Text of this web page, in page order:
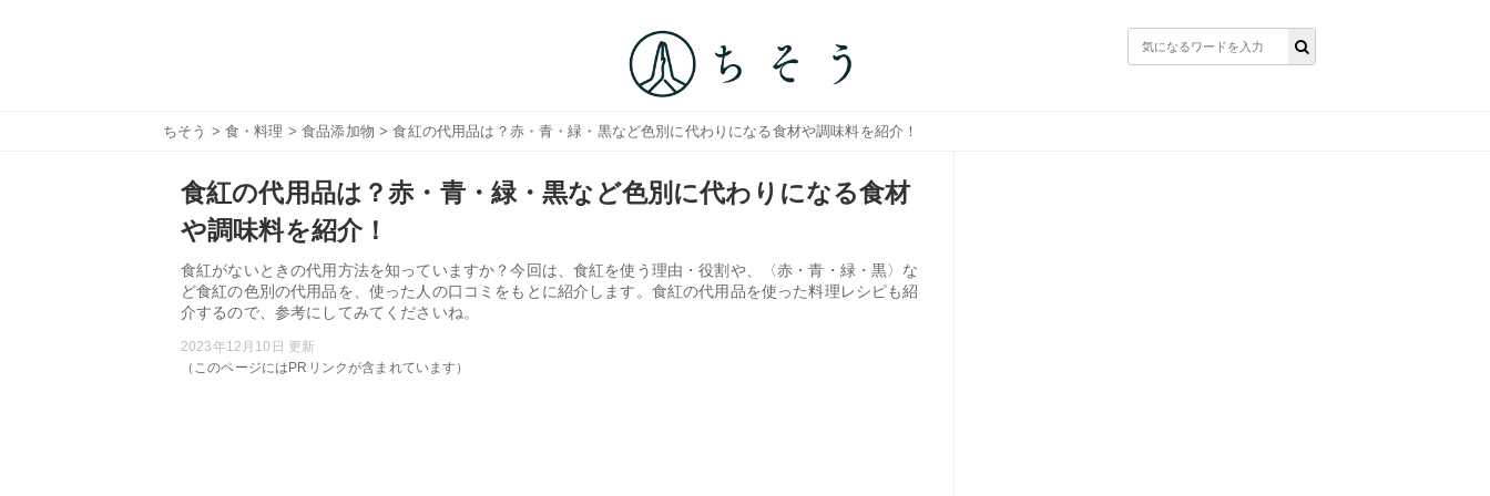
ちそう > 食・料理 >食品添加物 > 食紅の代用品は？赤・青・緑・黒など色別に代わりになる食材や調味料を紹介！
食紅の代用品は？赤・青・緑・黒など色別に代わりになる食材
や調味料を紹介！
食紅がないときの代用方法を知っていますか？今回は、食紅を使う理由・役割や、〈赤・青・緑・黒〉な
ど食紅の色別の代用品を、使った人の口コミをもとに紹介します。食紅の代用品を使った料理レシピも紹
介するので、参考にしてみてくださいね。
2023年12月10日 更新
（このページにはPRリンクが含まれています）